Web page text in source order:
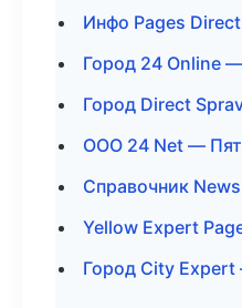
Инфо Pages
Город 24 Online
Город Direct
ООО 24 Net —
Справочник
Yellow Expert
Город City